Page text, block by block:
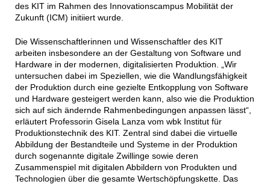
des KIT im Rahmen des Innovationscampus Mobilität der
Zukunft (ICM) initiiert wurde.
Die Wissenschaftlerinnen und Wissenschaftler des KIT
arbeiten insbesondere an der Gestaltung von Software und
Hardware in der modernen, digitalisierten Produktion. „Wir
untersuchen dabei im Speziellen, wie die Wandlungsfähigkeit
der Produktion durch eine gezielte Entkopplung von Software
und Hardware gesteigert werden kann, also wie die Produktion
sich auf sich ändernde Rahmenbedingungen anpassen lässt“,
erläutert Professorin Gisela Lanza vom wbk Institut für
Produktionstechnik des KIT. Zentral sind dabei die virtuelle
Abbildung der Bestandteile und Systeme in der Produktion
durch sogenannte digitale Zwillinge sowie deren
Zusammenspiel mit digitalen Abbildern von Produkten und
Technologien über die gesamte Wertschöpfungskette. Das